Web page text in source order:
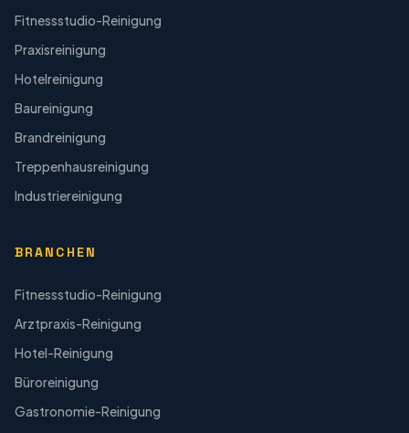
Fitnessstudio-Reinigung
Praxisreinigung
Hotelreinigung
Baureinigung
Brandreinigung
Treppenhausreinigung
Industriereinigung
BRANCHEN
Fitnessstudio-Reinigung
Arztpraxis-Reinigung
Hotel-Reinigung
Büroreinigung
Gastronomie-Reinigung